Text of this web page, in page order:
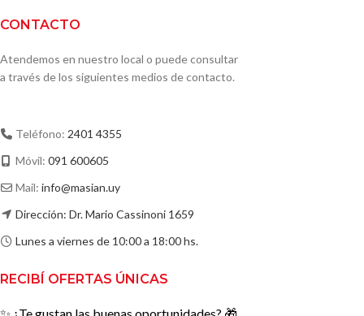
CONTACTO
Atendemos en nuestro local o puede consultar
a través de los siguientes medios de contacto.
Teléfono: 2401 4355
Móvil: 091 600605
Mail: info@masian.uy
Dirección: Dr. Mario Cassinoni 1659
Lunes a viernes de 10:00 a 18:00 hs.
RECIBÍ OFERTAS ÚNICAS